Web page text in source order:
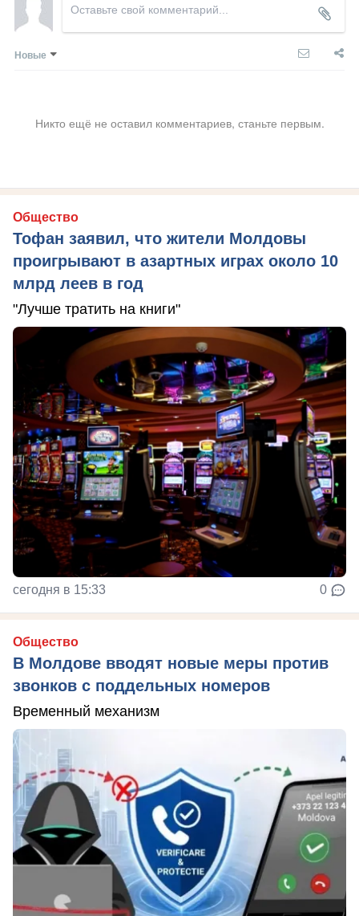
Новые
Никто ещё не оставил комментариев, станьте первым.
Общество
Тофан заявил, что жители Молдовы
проигрывают в азартных играх около 10
млрд леев в год
"Лучше тратить на книги"
сегодня в 15:33 0
Общество
В Молдове вводят новые меры против
звонков с поддельных номеров
Временный механизм